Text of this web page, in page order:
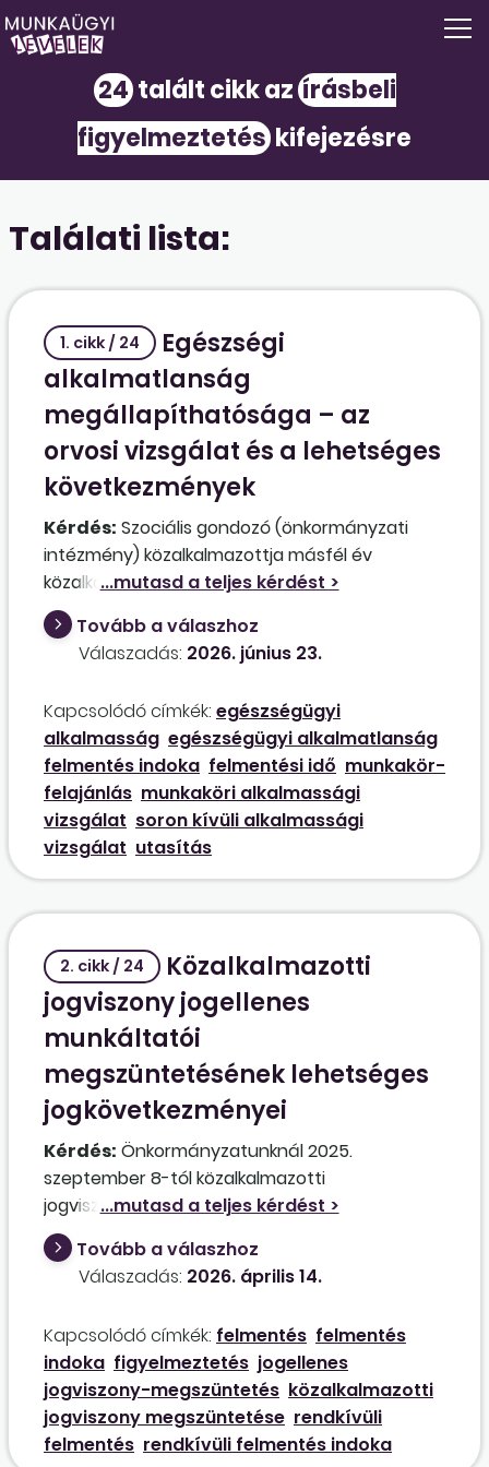
24talált cikk az írásbeli
figyelmeztetés kifejezésre
Találati lista:
1. cikk / 24
Egészségi
alkalmatlanság
megállapíthatósága – az
orvosi vizsgálat és a lehetséges
következmények
Kérdés: Szociális gondozó (önkormányzati
intézmény) közalkalmazottja másfél év
közalkalmazotti jogviszony után nem a soron
következő alkalmassági vizsgálaton, hanem
informálisan jelezte a felettesének, hogy külső
szakorvos véleménye alapján nem emelhet 2
ez alapján a munkáltató munkaalkalmassági
vizsgálatra küldeni? Mit tehet, ha nem
együttműködő, és nem ismeri el az informális
közlést a közalkalmazott? A felmentésében
mire kell hivatkozni, ha mégis elmegy a
munkaalkalmassági vizsgálatra, de „nem
alkalmas” minősítést kap? Mennyi felmentési
idő jár a részére?
Tovább a válaszhoz
Válaszadás: 2026. június 23.
Kapcsolódó címkék: egészségügyi
alkalmasság egészségügyi alkalmatlanság
felmentés indoka felmentési idő munkakör-
felajánlás munkaköri alkalmassági
vizsgálat soron kívüli alkalmassági
vizsgálat utasítás
2. cikk / 24
Közalkalmazotti
jogviszony jogellenes
munkáltatói
megszüntetésének lehetséges
jogkövetkezményei
Kérdés: Önkormányzatunknál 2025.
szeptember 8-tól közalkalmazotti
jogviszonyban áll egy művelődésszervező. A
próbaidő leteltekor közölte a munkáltató vele,
hogy aktívabb érdeklődést, pontosságot, jobb
kommunikációt kér tőle a partnerek és a
folytatja vele a közalkalmazotti jogviszonyt. A
közalkalmazott szóbeli figyelmeztetésben
részesült. Ezt követően az általa elkészített
2025. évi beszámolót és 2026. évi munkatervet
a képviselő-testület számottevő hiányosságok
Tovább a válaszhoz
Válaszadás: 2026. április 14.
Kapcsolódó címkék: felmentés felmentés
indoka figyelmeztetés jogellenes
jogviszony-megszüntetés közalkalmazotti
jogviszony megszüntetése rendkívüli
felmentés rendkívüli felmentés indoka